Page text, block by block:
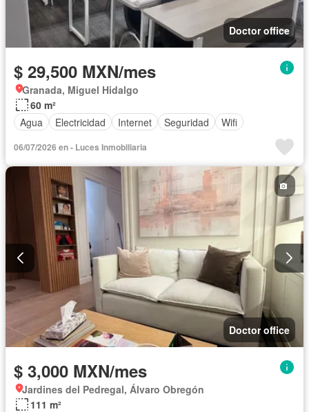
Doctor office
$ 29,500 MXN/mes
Granada, Miguel Hidalgo
60 m²
Agua
Electricidad Internet Seguridad Wifi
06/07/2026 en - Luces Inmobiliaria
Doctor office
$ 3,000 MXN/mes
Jardines del Pedregal, Álvaro Obregón
111 m²